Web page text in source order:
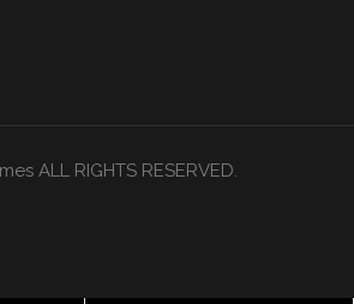
ALL RIGHTS RESERVED.